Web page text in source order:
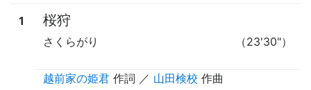
1 桜狩
（23'30"）
さくらがり
越前家の姫君 作詞 ／ 山田検校 作曲